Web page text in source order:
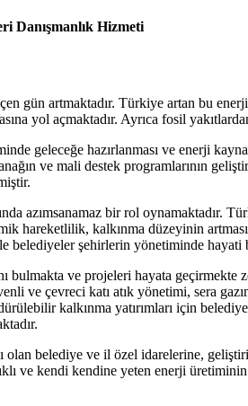
Danışmanlık Hizmeti
gün artmaktadır. Türkiye artan bu
yol açmaktadır. Ayrıca fosil
geleceğe hazırlanması ve enerji
ve mali destek programlarının
azımsanamaz bir rol oynamaktadır.
kalkınma düzeyinin
belediyeler şehirlerin yönetiminde hayati
ve projeleri hayata
çevreci katı atık yönetimi, sera
kalkınma yatırımları için
belediye ve il özel idarelerine,
ve kendi kendine yeten enerji